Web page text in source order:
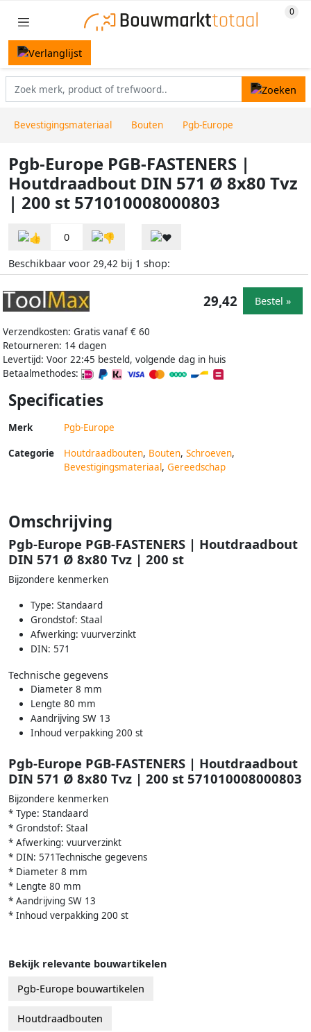
Bevestigingsmateriaal Bouten Pgb-Europe
Pgb-Europe PGB-FASTENERS |
Houtdraadbout DIN 571 Ø 8x80 Tvz
| 200 st 571010008000803
0
Beschikbaar voor 29,42 bij 1 shop:
Verzendkosten: Gratis vanaf € 60
Retourneren: 14 dagen
Levertijd: Voor 22:45 besteld, volgende dag in huis
Betaalmethodes:
29,42 Bestel »
Specificaties
Merk Pgb-Europe
Categorie Houtdraadbouten, Bouten, Schroeven,
Bevestigingsmateriaal, Gereedschap
Omschrijving
Pgb-Europe PGB-FASTENERS | Houtdraadbout
DIN 571 Ø 8x80 Tvz | 200 st
Bijzondere kenmerken
Type: Standaard
Grondstof: Staal
Afwerking: vuurverzinkt
DIN: 571
Technische gegevens
Diameter 8 mm
Lengte 80 mm
Aandrijving SW 13
Inhoud verpakking 200 st
Pgb-Europe PGB-FASTENERS | Houtdraadbout
DIN 571 Ø 8x80 Tvz | 200 st 571010008000803
Bijzondere kenmerken
* Type: Standaard
* Grondstof: Staal
* Afwerking: vuurverzinkt
* DIN: 571Technische gegevens
* Diameter 8 mm
* Lengte 80 mm
* Aandrijving SW 13
* Inhoud verpakking 200 st
Bekijk relevante bouwartikelen
Pgb-Europe bouwartikelen
Houtdraadbouten